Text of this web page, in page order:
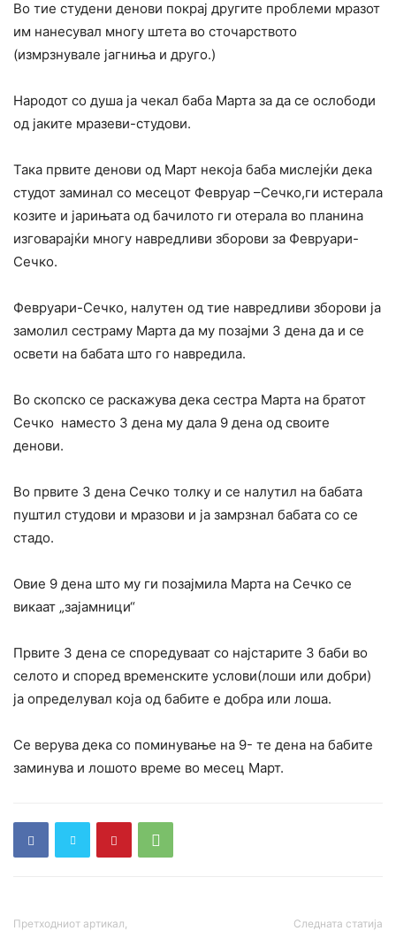
Во тие студени денови покрај другите проблеми мразот
им нанесувал многу штета во сточарството
(измрзнувале јагниња и друго.)
Народот со душа ја чекал баба Марта за да се ослободи
од јаките мразеви-студови.
Така првите денови од Март некоја баба мислејќи дека
студот заминал со месецот Февруар –Сечко,ги истерала
козите и јарињата од бачилото ги отерала во планина
изговарајќи многу навредливи зборови за Февруари-
Сечко.
Февруари-Сечко, налутен од тие навредливи зборови ја
замолил сестраму Марта да му позајми 3 дена да и се
освети на бабата што го навредила.
Во скопско се раскажува дека сестра Марта на братот
Сечко наместо 3 дена му дала 9 дена од своите
денови.
Во првите 3 дена Сечко толку и се налутил на бабата
пуштил студови и мразови и ја замрзнал бабата со се
стадо.
Овие 9 дена што му ги позајмила Марта на Сечко се
викаат „зајамници“
Првите 3 дена се споредуваат со најстарите 3 баби во
селото и според временските услови(лоши или добри)
ја определувал која од бабите е добра или лоша.
Се верува дека со поминување на 9- те дена на бабите
заминува и лошото време во месец Март.
Претходниот артикал, Следната статија